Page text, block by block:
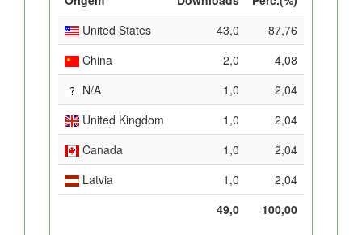
United States
43,0
87,76
China
2,0
4,08
N/A
1,0
2,04
United Kingdom
1,0
2,04
Canada
1,0
2,04
Latvia
1,0
2,04
49,0
100,00